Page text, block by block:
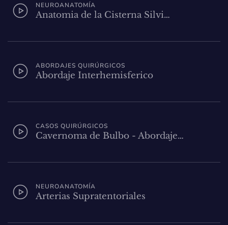
NEUROANATOMÍA
Anatomia de la Cisterna Silvi…
ABORDAJES QUIRÚRGICOS
Abordaje Interhemisferico
CASOS QUIRÚRGICOS
Cavernoma de Bulbo - Abordaje…
NEUROANATOMÍA
Arterias Supratentoriales